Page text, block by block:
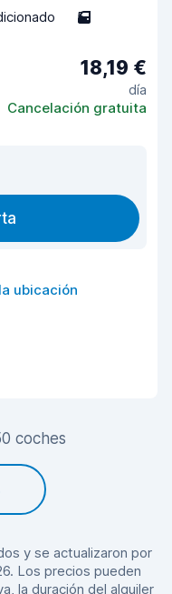
5
18,19 €
día
Cancelación gratuita
ubicación
coches
y se actualizaron por
Los precios pueden
la duración del alquiler